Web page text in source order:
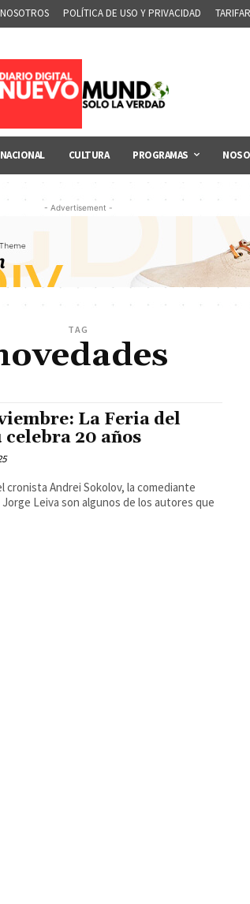
NOSOTROS POLÍTICA DE USO Y PRIVACIDAD
CULTURA PROGRAMAS
- Advertisement -
TAG
La Feria del
20 años
cronista Andrei Sokolov, la comediante
Leiva son algunos de los autores que